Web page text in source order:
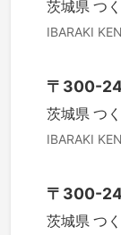
茨城県 つ
IBARAKI KEN
〒 300-
茨城県 つ
IBARAKI KEN
〒 300-
茨城県 つ